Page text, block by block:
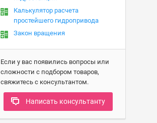
Калькулятор расчета
простейшего гидропривода
Закон вращения
Если у вас появились вопросы или
сложности с подбором товаров,
свяжитесь с консультантом.
Написать консультанту